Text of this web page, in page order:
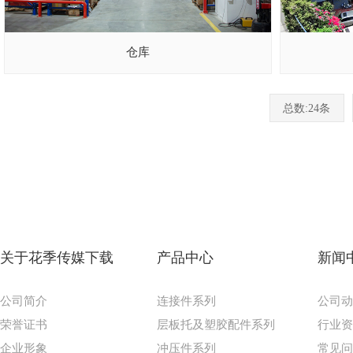
仓库
总数:24条
关于花季传媒下载
公司简介
荣誉证书
企业形象
产品中心
连接件系列
层板托及塑胶配件系列
冲压件系列
新闻
公司
行业
常见